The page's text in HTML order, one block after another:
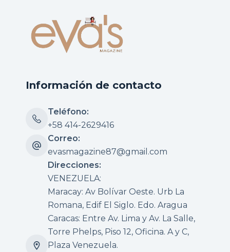
Información de contacto
Teléfono:
+58 414-2629416
Correo:
evasmagazine87@gmail.com
Direcciones:
VENEZUELA:
Maracay: Av Bolívar Oeste. Urb La
Romana, Edif El Siglo. Edo. Aragua
Caracas: Entre Av. Lima y Av. La Salle,
Torre Phelps, Piso 12, Oficina. A y C,
Plaza Venezuela.